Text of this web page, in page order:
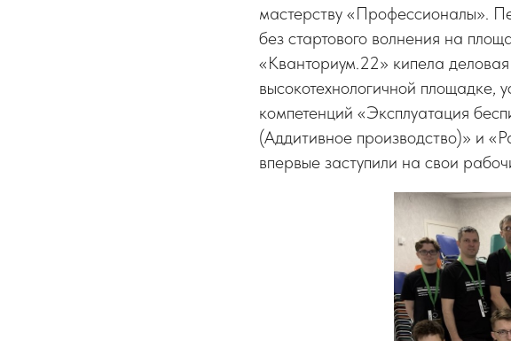
мастерству «Профессионалы».
без стартового волнения на
«Кванториум.22» кипела
высокотехнологичной площадке,
компетенций «Эксплуатация
(Аддитивное производство)» и
впервые заступили на свои